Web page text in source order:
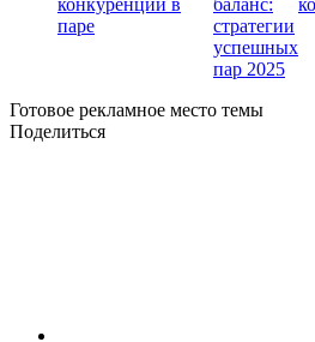
паре
стратегии
успешных
пар 2025
Готовое рекламное место темы
Поделиться